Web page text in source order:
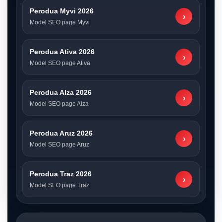
Perodua Myvi 2026
Model SEO page Myvi
›
Perodua Ativa 2026
Model SEO page Ativa
›
Perodua Alza 2026
Model SEO page Alza
›
Perodua Aruz 2026
Model SEO page Aruz
›
Perodua Traz 2026
Model SEO page Traz
›